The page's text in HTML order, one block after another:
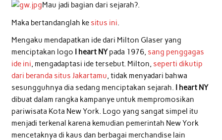
Mau jadi bagian dari sejarah?.
Maka bertandanglah ke situs ini
Mengaku mendapatkan ide dari Milton Glaser yang
menciptakan logo I heart NYpada 1976, sang penggagas
ide ini, mengadaptasi ide tersebut. Milton, seperti dikutip
dari beranda situs Jakartamu, tidak menyadari bahwa
sesungguhnya dia sedang menciptakan sejarah. I heart NY
dibuat dalam rangka kampanye untuk mempromosikan
pariwisata Kota New York. Logo yang sangat simpel itu
menjadi terkenal karena kemudian pemerintah New York
mencetaknya di kaus dan berbagai merchandise lain